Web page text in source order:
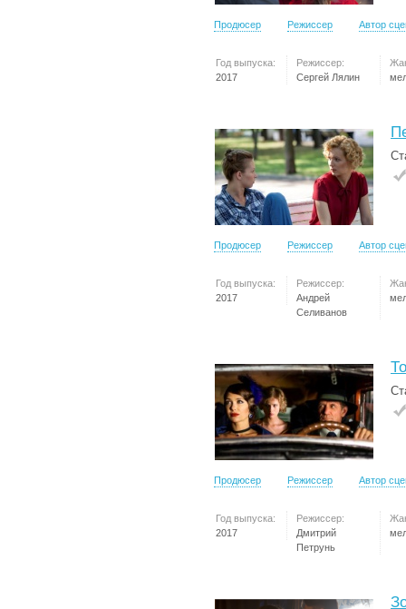
Продюсер Режиссер Автор
Год выпуска:
2017
Режиссер:
Сергей Лялин
Продюсер Режиссер Автор
Год выпуска:
2017
Режиссер:
Андрей
Селиванов
Продюсер Режиссер Автор
Год выпуска:
2017
Режиссер:
Дмитрий
Петрунь